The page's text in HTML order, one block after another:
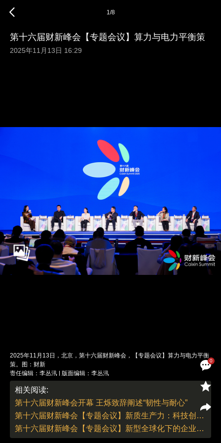
0
1/8
第十六届财新峰会【专题会议】算力与电力平衡策
2025年11月13日 16:29
2025年11月13日，北京，第十六届财新峰会，【专题会议】算力与电力平衡
策。图：财新
责任编辑：李丛汛 | 版面编辑：李丛汛
相关阅读:
第十六届财新峰会开幕 王烁致辞阐述“韧性与耐心”
第十六届财新峰会【专题会议】新质生产力：科技创新如何持续蓄力？
第十六届财新峰会【专题会议】新型全球化下的企业破局之道